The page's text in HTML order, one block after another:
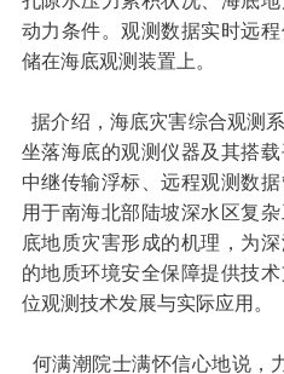
动力条件。观测数据实时远
储在海底观测装置上。
据介绍，海底灾害综合观测
坐落海底的观测仪器及其搭
中继传输浮标、远程观测数
用于南海北部陆坡深水区复
底地质灾害形成的机理，为
的地质环境安全保障提供技
位观测技术发展与实际应用。
何满潮院士满怀信心地说，